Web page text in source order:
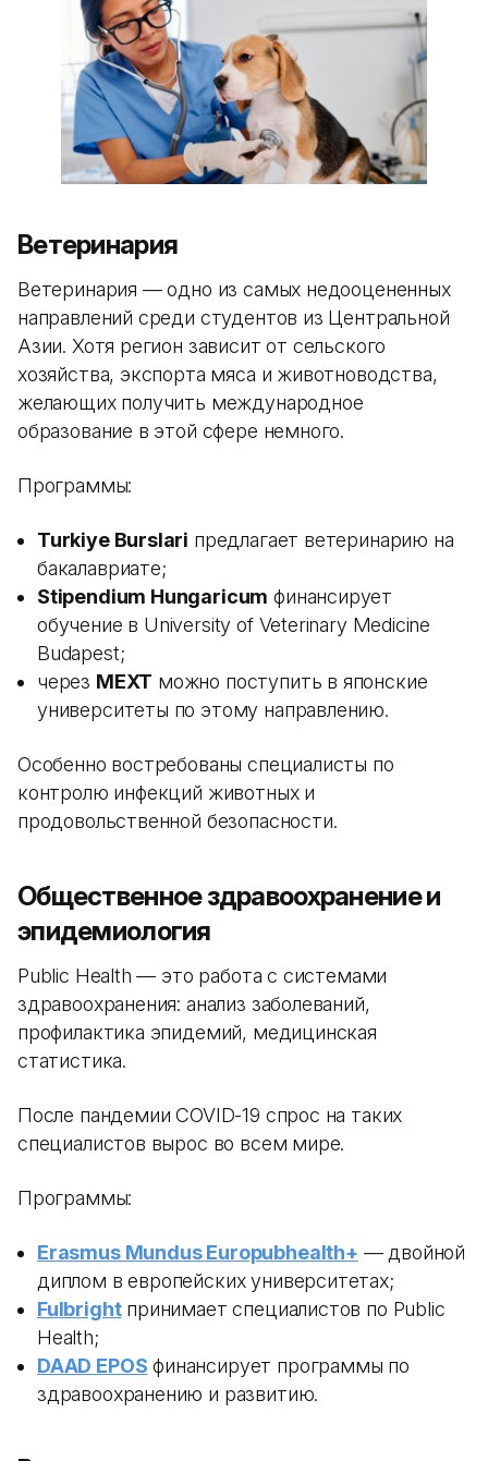
Ветеринария
Ветеринария — одно из самых недооцененных
направлений среди студентов из Центральной
Азии. Хотя регион зависит от сельского
хозяйства, экспорта мяса и животноводства,
желающих получить международное
образование в этой сфере немного.
Программы:
Turkiye Burslari предлагает ветеринарию на
бакалавриате;
Stipendium Hungaricum финансирует
обучение в University of Veterinary Medicine
Budapest;
через MEXT можно поступить в японские
университеты по этому направлению.
Особенно востребованы специалисты по
контролю инфекций животных и
продовольственной безопасности.
Общественное здравоохранение и
эпидемиология
Public Health — это работа с системами
здравоохранения: анализ заболеваний,
профилактика эпидемий, медицинская
статистика.
После пандемии COVID-19 спрос на таких
специалистов вырос во всем мире.
Программы:
Erasmus Mundus Europubhealth+ — двойной
диплом в европейских университетах;
Fulbrightпринимает специалистов по Public
Health;
DAAD EPOS финансирует программы по
здравоохранению и развитию.